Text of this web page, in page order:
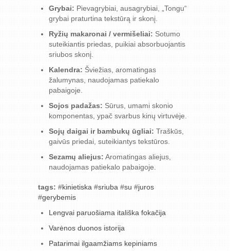
Grybai: Pievagrybiai, ausagrybiai, „Tongu“
grybai praturtina tekstūrą ir skonį.
Ryžių makaronai / vermišeliai: Sotumo
suteikiantis priedas, puikiai absorbuojantis
sriubos skonį.
Kalendra: Šviežias, aromatingas
žalumynas, naudojamas patiekalo
pabaigoje.
Sojos padažas: Sūrus, umami skonio
komponentas, ypač svarbus kinų virtuvėje.
Sojų daigai ir bambukų ūgliai: Traškūs,
gaivūs priedai, suteikiantys tekstūros.
Sezamų aliejus: Aromatingas aliejus,
naudojamas patiekalo pabaigoje.
tags: #kinietiska #sriuba #su #juros
#gerybemis
Lengvai paruošiama itališka fokačija
Varėnos duonos istorija
Patarimai ilgaamžiams kepiniams